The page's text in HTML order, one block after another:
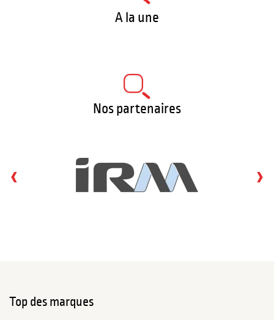
A la une
Nos partenaires
‹ ›
Top des marques